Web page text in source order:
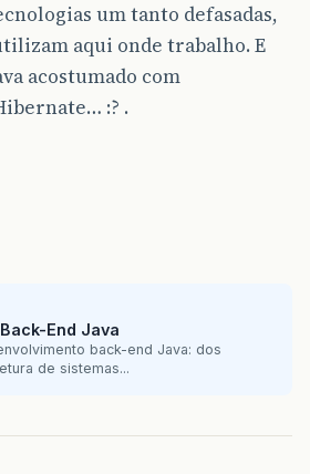
um tanto defasadas,
aqui onde trabalho. E
acostumado com
:? .
End Java
back-end Java: dos
de sistemas...